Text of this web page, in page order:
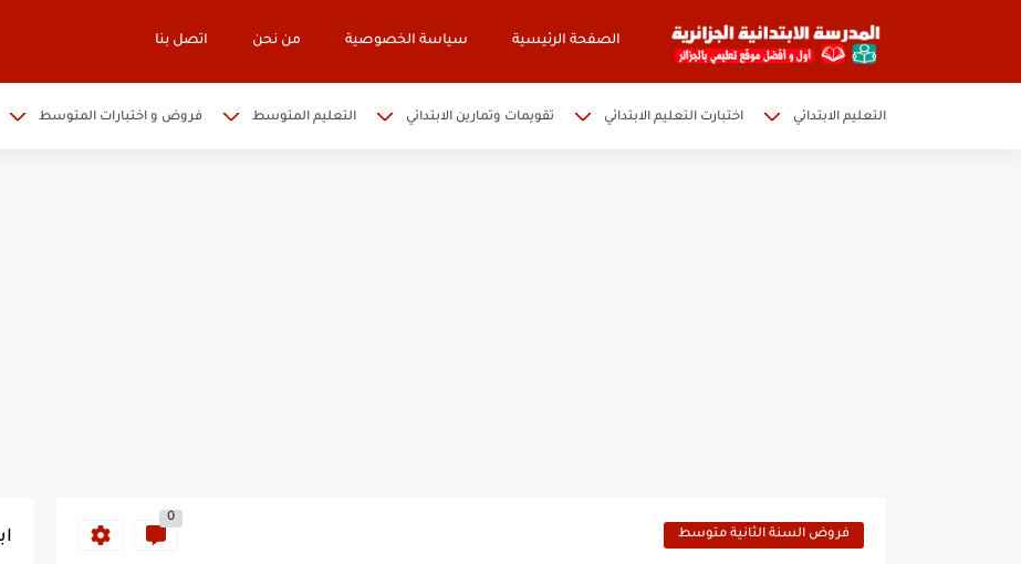
الصفحة الرئيسية سياسة الخصوصية من نحن اتصل بنا
التعليم الابتدائي اختبارت التعليم الابتدائي تقويمات وتمارين الابتدائي التعليم المتوسط فروض و اختبارات المتوسط
فروض السنة الثانية متوسط
0